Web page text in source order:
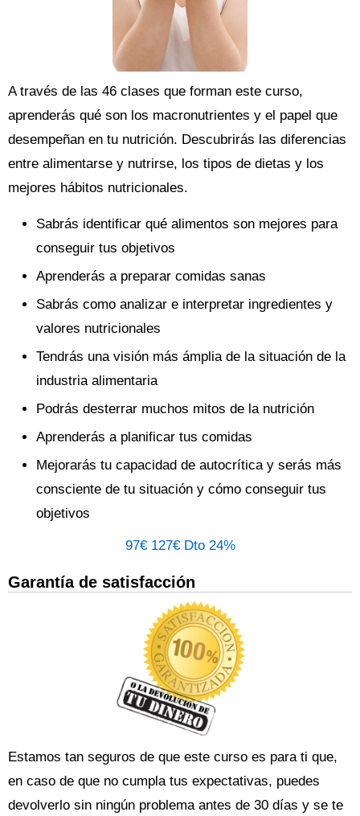
A través de las 46 clases que forman este curso,
aprenderás qué son los macronutrientes y el papel que
desempeñan en tu nutrición. Descubrirás las diferencias
entre alimentarse y nutrirse, los tipos de dietas y los
mejores hábitos nutricionales.
Sabrás identificar qué alimentos son mejores para
conseguir tus objetivos
Aprenderás a preparar comidas sanas
Sabrás como analizar e interpretar ingredientes y
valores nutricionales
Tendrás una visión más ámplia de la situación de la
industria alimentaria
Podrás desterrar muchos mitos de la nutrición
Aprenderás a planificar tus comidas
Mejorarás tu capacidad de autocrítica y serás más
consciente de tu situación y cómo conseguir tus
objetivos
97€ 127€Dto 24%
Garantía de satisfacción
Estamos tan seguros de que este curso es para ti que,
en caso de que no cumpla tus expectativas, puedes
devolverlo sin ningún problema antes de 30 días y se te